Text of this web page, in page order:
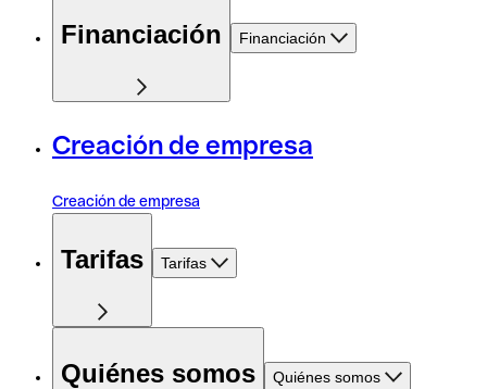
Financiación Financiación
Creación de empresa
Creación de empresa
Tarifas Tarifas
Quiénes somos Quiénes somos